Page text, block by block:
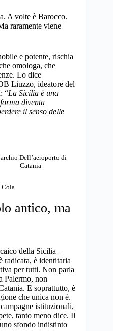
A volte è Barocco.
raramente viene
e potente, rischia
omologa, che
Lo dice
Liuzzo, ideatore del
“La Sicilia è una
diventa
il senso delle
Dell’aeroporto di
Catania
antico, ma
della Sicilia –
radicata, è identitaria
per tutti. Non parla
Palermo, non
E soprattutto, è
che unica non è.
istituzionali,
tanto meno dice. Il
sfondo indistinto